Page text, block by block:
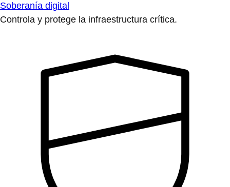
Soberanía digital
Controla y protege la infraestructura crítica.